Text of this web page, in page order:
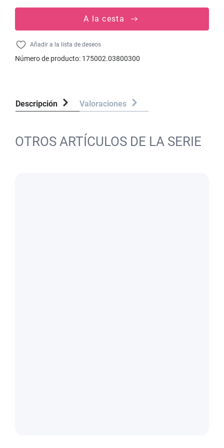
A la cesta
Añadir a la lista de deseos
Número de producto: 175002.03800300
Descripción Valoraciones
OTROS ARTÍCULOS DE LA SERIE